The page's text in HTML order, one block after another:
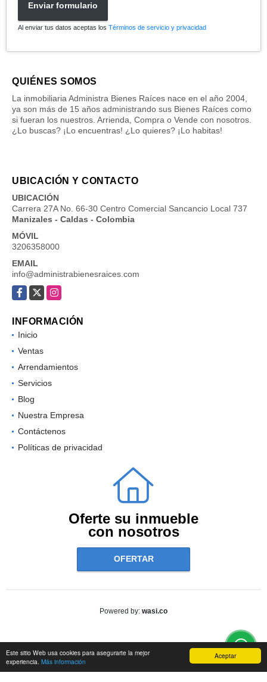
Aceptar
Este sitio Web usa cookies para asegurarte la mejor
experiencia. Más información
Enviar formulario
Al enviar tus datos aceptas los Términos de servicio y privacidad
QUIÉNES SOMOS
La inmobiliaria Administra Bienes Raíces nace en el año 2004,
ya son más de 15 años administrando sus Bienes Raíces como
si fueran los nuestros. Arrienda, Compra o Vende con nosotros.
¿Lo buscas? ¡Lo encuentras! ¿Lo quieres? ¡Lo habitas!
UBICACIÓN Y CONTACTO
UBICACIÓN
Carrera 27A No. 66-30 Centro Comercial Sancancio Local 737
Manizales - Caldas - Colombia
MÓVIL
3206358000
EMAIL
info@administrabienesraices.com
Facebook
X Instagram
INFORMACIÓN
Inicio
Ventas
Arrendamientos
Servicios
Blog
Nuestra Empresa
Contáctenos
Políticas de privacidad
Oferte su inmueble
con nosotros
OFERTAR
Powered by: wasi.co